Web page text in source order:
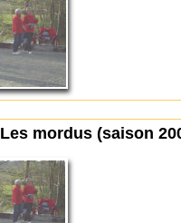
Les mordus (saison